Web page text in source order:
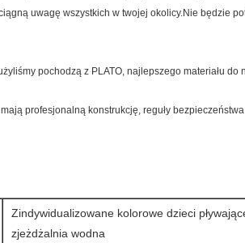
uwagę wszystkich w twojej okolicy.Nie będzie
pochodzą z PLATO, najlepszego materiału
profesjonalną konstrukcję, reguły
Zindywidualizowane kolorowe dzieci
zjeżdżalnia wodna